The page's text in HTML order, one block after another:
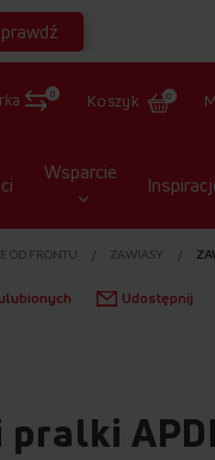
0 Koszyk 0
Wsparcie
OD FRONTU ZAWIASY
Udostępnij